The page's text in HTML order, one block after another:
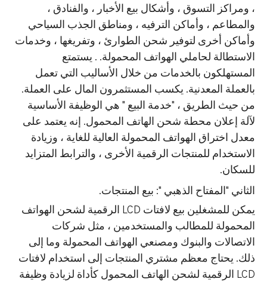
، ومراكز التسوق ، وأشكال بيع الأخبار ، والفنادق ،
والمطاعم ، وأماكن الترفيه ، ومناطق الجذب السياحي
وأماكن أخرى لتوفير شحن الطوارئ ، وتفريغها ، وخدمات
الاستطالة لحاملي الهواتف المحمولة. . يستمتع
المستهلكون بالخدمات من خلال الأساليب التي تعمل
بالعملة المعدنية. يكسب المستثمرون المال على العملة.
من حيث الطريق ، "خدمة البيع " هي الوظيفة الأساسية
لآلة إعلان محطة شحن الهاتف المحمول. إنه يعتمد على
معدل اختراق الهواتف المحمولة العالية للغاية ، وزيادة
الاستخدام للمنتجات الرقمية الأخرى ، والترابط المتزايد
للسكان.
الثاني "المفتاح الذهبي ": بيع المنتجات.
يمكن للمشغلين بيع لافتات LCD الرقمية لشحن الهواتف
المحمولة للمطالب والمستخدمين ، مثل شركات
الاتصالات والبنوك ومصنعي الهواتف المحمولة وما إلى
ذلك. يحتاج معظم مشتري المنتجات إلى استخدام لافتات
LCD الرقمية لشحن الهاتف المحمول كأداة لزيادة وظيفة